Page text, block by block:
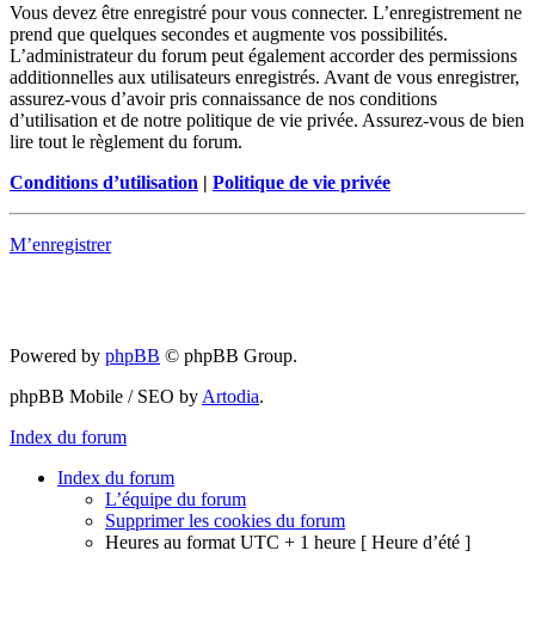
Vous devez être enregistré pour vous connecter. L’enregistrement ne
prend que quelques secondes et augmente vos possibilités.
L’administrateur du forum peut également accorder des permissions
additionnelles aux utilisateurs enregistrés. Avant de vous enregistrer,
assurez-vous d’avoir pris connaissance de nos conditions
d’utilisation et de notre politique de vie privée. Assurez-vous de bien
lire tout le règlement du forum.
Conditions d’utilisation | Politique de vie privée
M’enregistrer
Powered by phpBB © phpBB Group.
phpBB Mobile / SEO by Artodia.
Index du forum
Index du forum
L’équipe du forum
Supprimer les cookies du forum
Heures au format UTC + 1 heure [ Heure d’été ]